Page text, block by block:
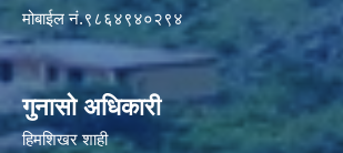
मोबाईल नं.९८६४९४०२९४
गुनासो अधिकारी
हिमशिखर शाही